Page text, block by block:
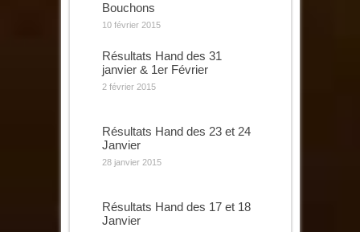
Bouchons
10 février 2015
Résultats Hand des 31
janvier & 1er Février
2 février 2015
Résultats Hand des 23 et 24
Janvier
28 janvier 2015
Résultats Hand des 17 et 18
Janvier